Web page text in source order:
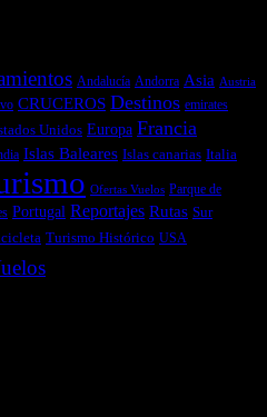
Andalucía Andorra Asia Austria
CRUCEROS Destinos emirates
Unidos Europa Francia
Islas Baleares Islas canarias Italia
Ofertas Vuelos Parque de
Portugal Reportajes Rutas Sur
Turismo Histórico USA